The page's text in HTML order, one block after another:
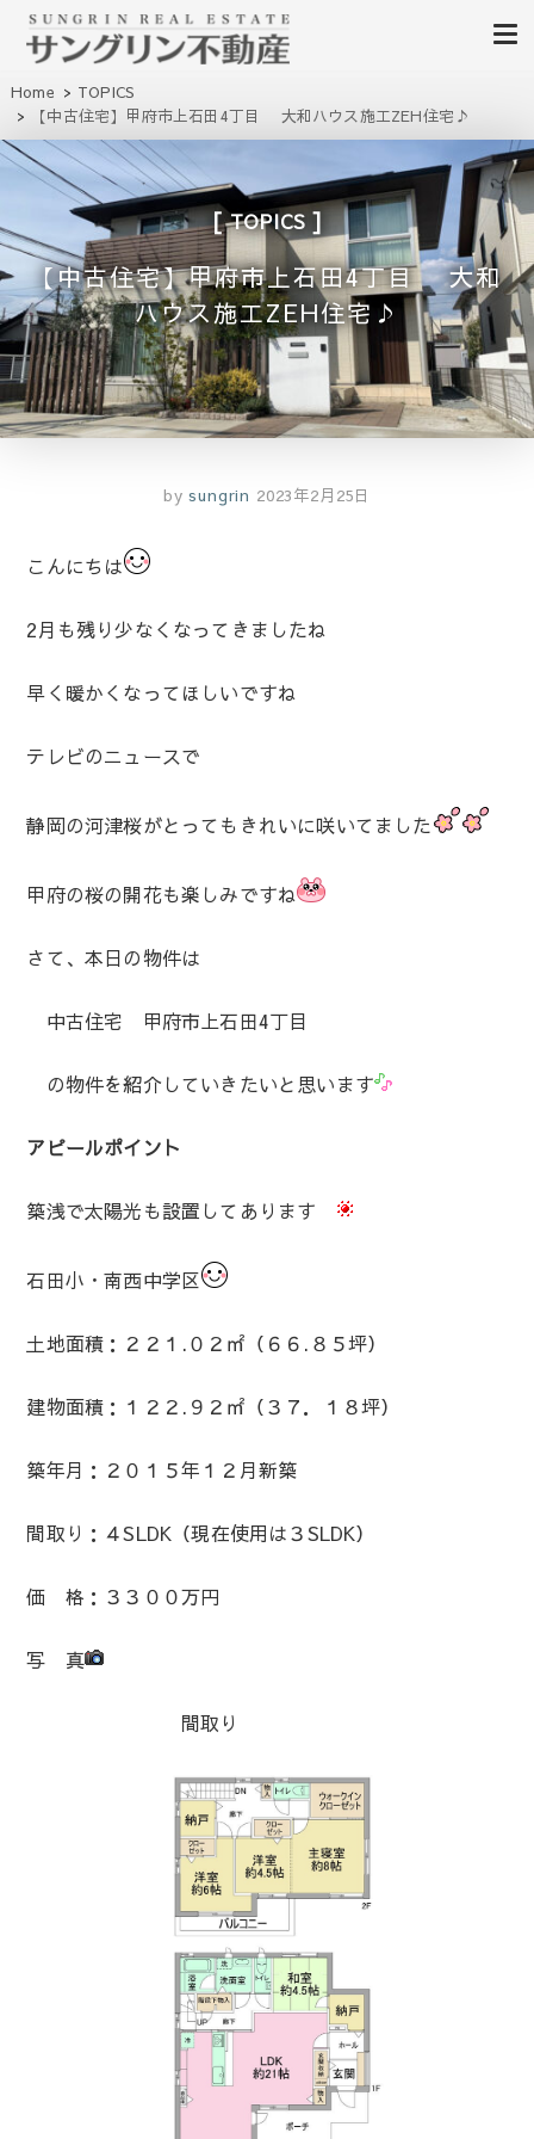
山梨サングリン不動産｜山梨
不動産情報 土地 中古住宅 分
譲地 査定
斐市・笛吹市・南アルプス市、中央市など山梨県の不動産、土地、分譲地、建
売住宅、戸建て、マンション、事業用物件を多数掲載中
Home
TOPICS
【中古住宅】甲府市上石田4丁目 大和ハウス施工ZEH住宅♪
TOPICS
【中古住宅】甲府市上石田4丁目 大和
ハウス施工ZEH住宅♪
by sungrin 2023年2月25日
こんにちは
2月も残り少なくなってきましたね
早く暖かくなってほしいですね
テレビのニュースで
静岡の河津桜がとってもきれいに咲いてました
甲府の桜の開花も楽しみですね
さて、本日の物件は
中古住宅 甲府市上石田4丁目
の物件を紹介していきたいと思います
アピールポイント
築浅で太陽光も設置してあります
石田小・南西中学区
土地面積：２２１.０２㎡（６６.８５坪）
建物面積：１２２.９２㎡（３７．１８坪）
築年月：２０１５年１２月新築
間取り：４SLDK（現在使用は３SLDK）
価 格：３３００万円
写 真
間取り